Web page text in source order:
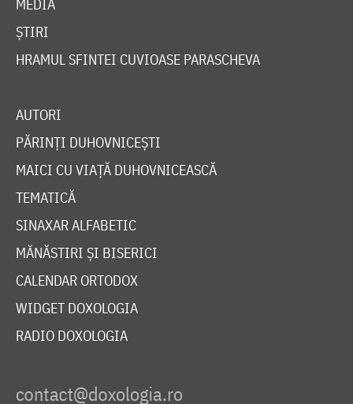
MEDIA
ȘTIRI
HRAMUL SFINTEI CUVIOASE PARASCHEVA
AUTORI
PĂRINȚI DUHOVNICEȘTI
MAICI CU VIAȚĂ DUHOVNICEASCĂ
TEMATICĂ
SINAXAR ALFABETIC
MĂNĂSTIRI ȘI BISERICI
CALENDAR ORTODOX
WIDGET DOXOLOGIA
RADIO DOXOLOGIA